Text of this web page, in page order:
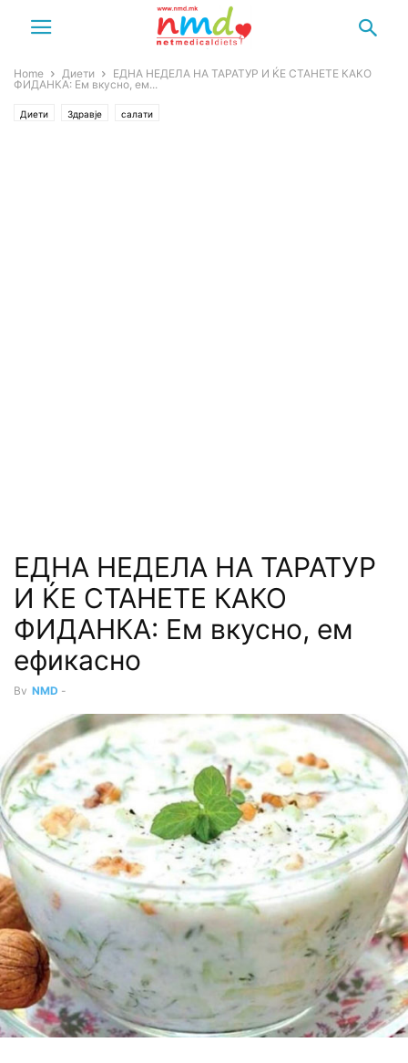
Home Диети
ЕДНА НЕДЕЛА НА ТАРАТУР И ЌЕ СТАНЕТЕ КАКО
ФИДАНКА: Ем вкусно, ем...
Диети Здравје салати
ЕДНА НЕДЕЛА НА ТАРАТУР
И ЌЕ СТАНЕТЕ КАКО
ФИДАНКА: Ем вкусно, ем
ефикасно
By NMD -